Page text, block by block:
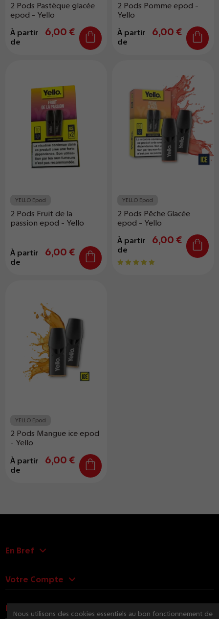
2 Pods Pastèque glacée
epod - Yello
À partir
de
6,00 €
2 Pods Pomme epod -
Yello
À partir
de
6,00 €
YELLO Epod
2 Pods Fruit de la
passion epod - Yello
À partir
de
6,00 €
YELLO Epod
2 Pods Pêche Glacée
epod - Yello
À partir
de
6,00 €
YELLO Epod
2 Pods Mangue ice epod
- Yello
À partir
de
6,00 €
En Bref
Votre Compte
Nous Contacter
Nous utilisons des cookies essentiels au bon fonctionnement de